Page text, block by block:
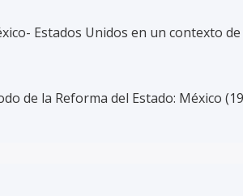
Estados Unidos en un contexto
de la Reforma del Estado: México